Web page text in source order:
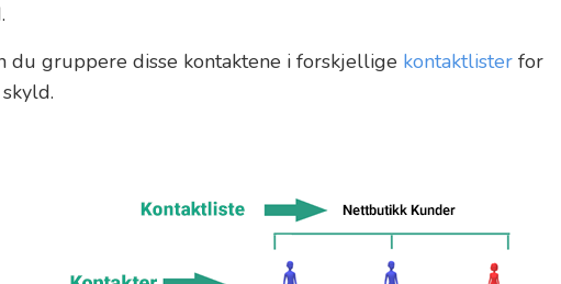
du gruppere disse kontaktene i forskjellige kontaktlisterfor